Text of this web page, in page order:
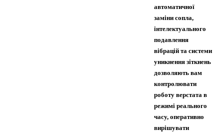
автоматичної
заміни сопла,
інтелектуального
подавлення
вібрацій та системи
уникнення зіткнень
дозволяють вам
контролювати
роботу верстата в
режимі реального
часу, оперативно
вирішувати